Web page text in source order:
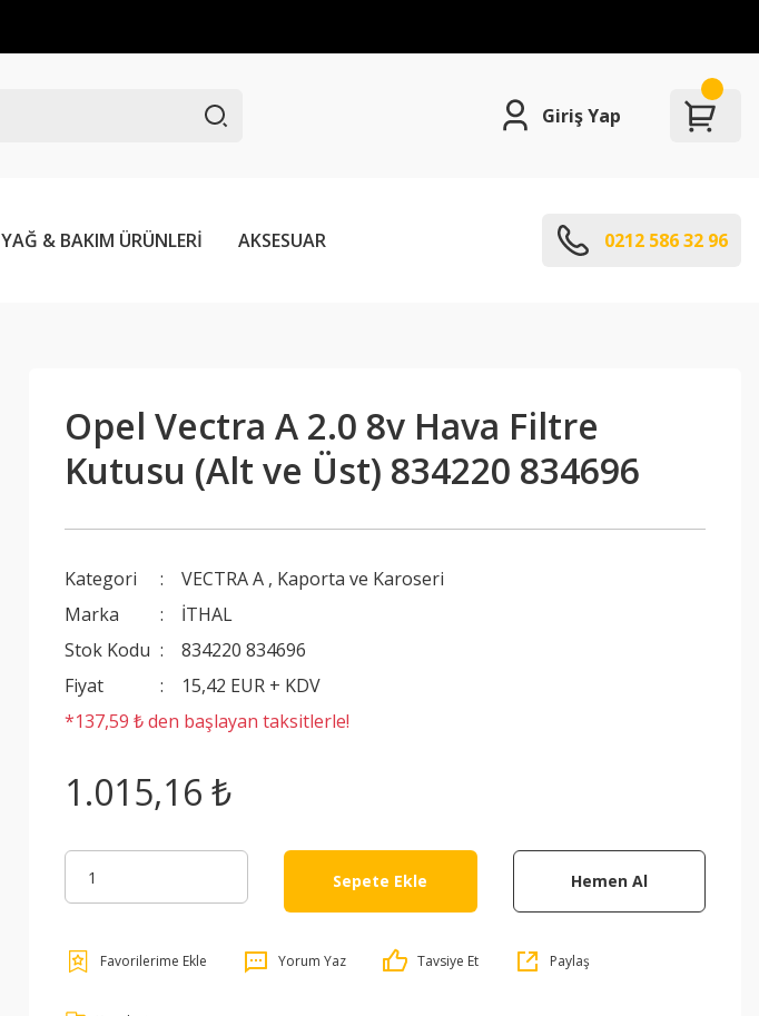
Giriş Yap
YAĞ & BAKIM ÜRÜNLERİ AKSESUAR 0212 586 32 96
Opel Vectra A 2.0 8v Hava Filtre
Kutusu (Alt ve Üst) 834220 834696
Kategori VECTRA A , Kaporta ve Karoseri
Marka
İTHAL
Stok Kodu
834220 834696
Fiyat
15,42 EUR + KDV
*137,59 ₺ den başlayan taksitlerle!
1.015,16 ₺
Sepete Ekle Hemen Al
Yorum Yaz Tavsiye Et Paylaş